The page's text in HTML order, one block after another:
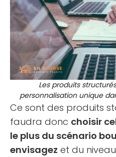
Les produits
personnalisation unique
Ce sont des produits
faudra donc choisir
le plus du scénario
envisagez et du